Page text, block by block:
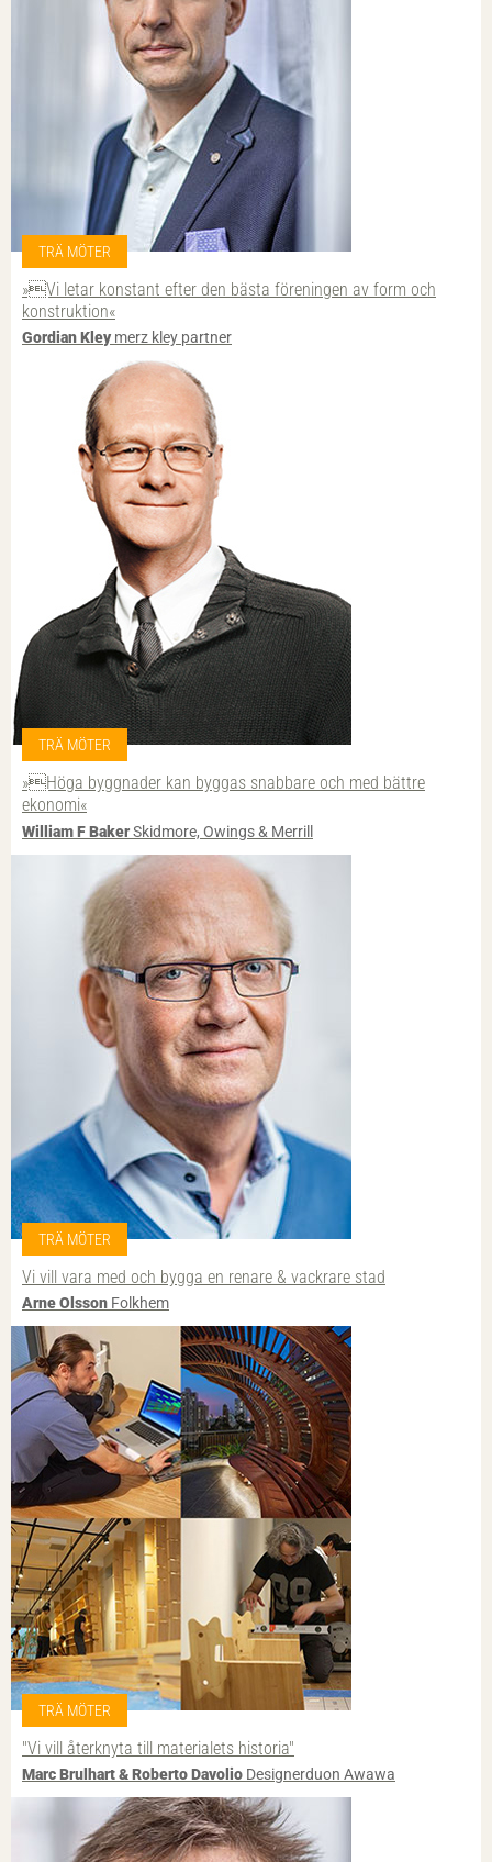
TRÄ MÖTER
»Vi letar konstant efter den bästa föreningen av form och
konstruktion«
Gordian Kley merz kley partner
TRÄ MÖTER
»Höga byggnader kan byggas snabbare och med bättre
ekonomi«
William F BakerSkidmore, Owings & Merrill
TRÄ MÖTER
Vi vill vara med och bygga en renare & vackrare stad
Arne Olsson Folkhem
TRÄ MÖTER
"Vi vill återknyta till materialets historia"
Marc Brulhart & Roberto Davolio Designerduon Awawa